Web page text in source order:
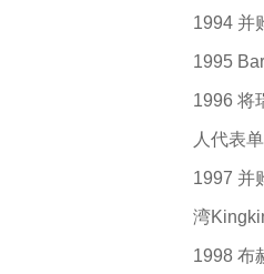
1994 并
1995
1996 将
人代表
1997 并
湾
1998 布